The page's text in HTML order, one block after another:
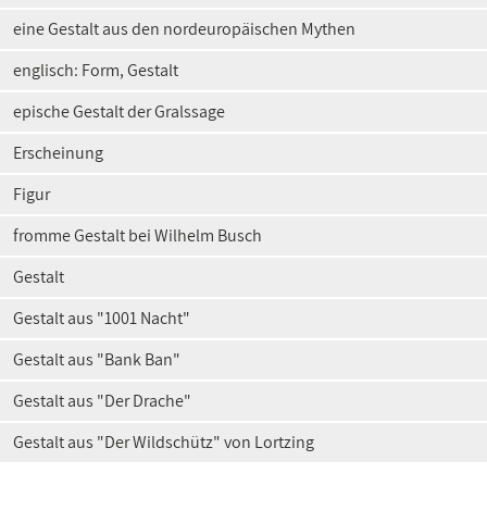
eine Gestalt aus den nordeuropäischen Mythen
englisch: Form, Gestalt
epische Gestalt der Gralssage
Erscheinung
Figur
fromme Gestalt bei Wilhelm Busch
Gestalt
Gestalt aus "1001 Nacht"
Gestalt aus "Bank Ban"
Gestalt aus "Der Drache"
Gestalt aus "Der Wildschütz" von Lortzing